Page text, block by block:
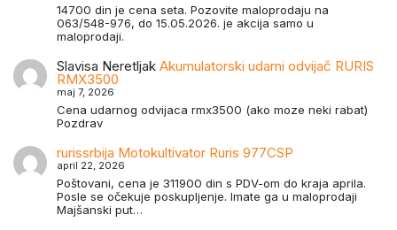
14700 din je cena seta. Pozovite maloprodaju na
063/548-976, do 15.05.2026. je akcija samo u
maloprodaji.
Slavisa Neretljak Akumulatorski udarni odvijač RURIS
RMX3500
maj 7, 2026
Cena udarnog odvijaca rmx3500 (ako moze neki rabat)
Pozdrav
rurissrbija Motokultivator Ruris 977CSP
april 22, 2026
Poštovani, cena je 311900 din s PDV-om do kraja aprila.
Posle se očekuje poskupljenje. Imate ga u maloprodaji
Majšanski put…